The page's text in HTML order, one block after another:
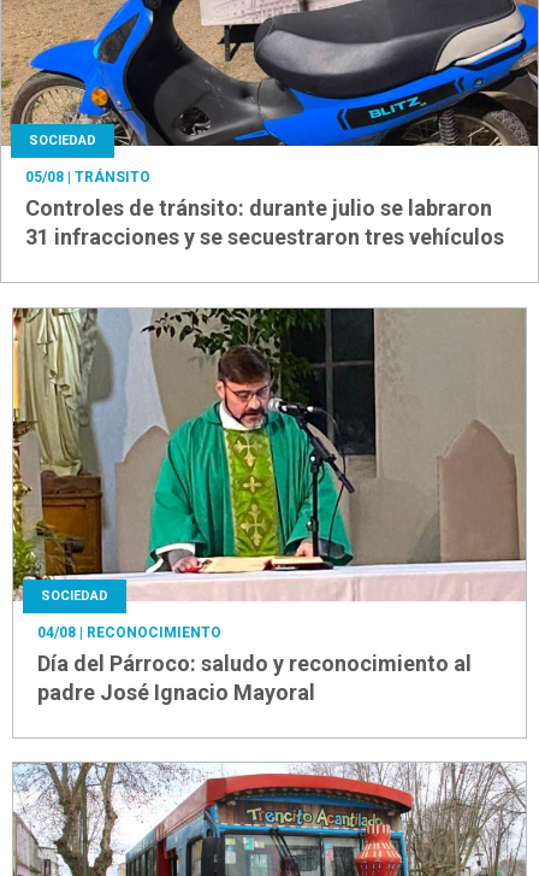
SOCIEDAD
05/08 | TRÁNSITO
Controles de tránsito: durante julio se labraron
31 infracciones y se secuestraron tres vehículos
SOCIEDAD
04/08 | RECONOCIMIENTO
Día del Párroco: saludo y reconocimiento al
padre José Ignacio Mayoral